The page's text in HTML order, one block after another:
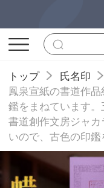
トップ
氏名印
鳳泉宣紙の書道作
鑑をまねています
書道創作文房ジャ
いので、古色の印鑑